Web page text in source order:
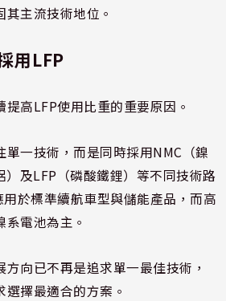
主流技術地位。
用LFP
高LFP使用比重的重要原因。
單一技術，而是同時採用NMC（鎳
）及LFP（磷酸鐵鋰）等不同技術路
於標準續航車型與儲能產品，而高
電池為主。
向已不再是追求單一最佳技術，
擇最適合的方案。